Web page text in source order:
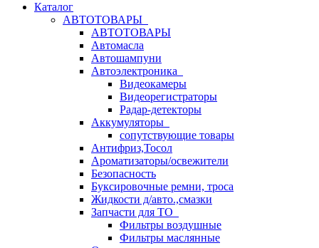
Каталог
АВТОТОВАРЫ
АВТОТОВАРЫ
Автомасла
Автошампуни
Автоэлектроника
Видеокамеры
Видеорегистраторы
Радар-детекторы
Аккумуляторы
сопутствующие товары
Антифриз,Тосол
Ароматизаторы/освежители
Безопасность
Буксировочные ремни, троса
Жидкости д/авто.,смазки
Запчасти для ТО
Фильтры воздушные
Фильтры маслянные